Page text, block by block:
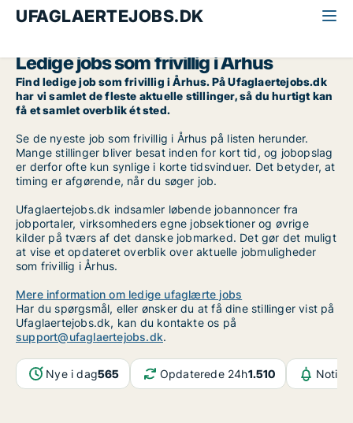
UFAGLAERTEJOBS.DK
Ledige jobs som frivillig i Århus
Find ledige job som frivillig i Århus. På Ufaglaertejobs.dk
har vi samlet de fleste aktuelle stillinger, så du hurtigt kan
få et samlet overblik ét sted.
Se de nyeste job som frivillig i Århus på listen herunder.
Mange stillinger bliver besat inden for kort tid, og jobopslag
er derfor ofte kun synlige i korte tidsvinduer. Det betyder, at
timing er afgørende, når du søger job.
Ufaglaertejobs.dk indsamler løbende jobannoncer fra
jobportaler, virksomheders egne jobsektioner og øvrige
kilder på tværs af det danske jobmarked. Det gør det muligt
at vise et opdateret overblik over aktuelle jobmuligheder
som frivillig i Århus.
Mere information om ledige ufaglærte jobs
Har du spørgsmål, eller ønsker du at få dine stillinger vist på
Ufaglaertejobs.dk, kan du kontakte os på
support@ufaglaertejobs.dk.
Nye i dag565 Opdaterede 24h1.510